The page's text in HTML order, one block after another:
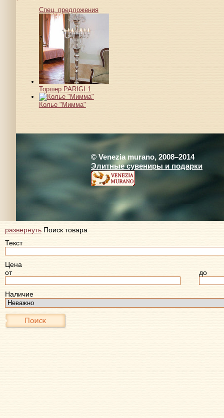
Спец. предложения
Торшер PARIGI 1
Колье "Мимма"
© Venezia murano, 2008–2014
Элитные сувениры и подарки
развернуть Поиск товара
Текст
Цена
от
до
Наличие